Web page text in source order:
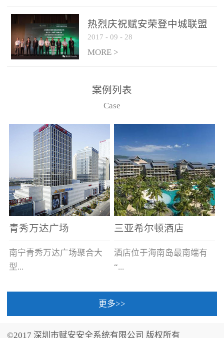
和监控端两大部分组成。
两者之间通过以太网相
联，一台监控主机最多可
从监控主机上获取，最多
只能接6台，超过的需从现
热烈庆祝赋安荣登中城联盟
联合采购战略合作平台
2017 - 09 - 28
MORE >
案例列表
Case
青秀万达广场
南宁青秀万达广场聚合大
型...
三亚希尔顿酒店
酒店位于海南岛最南端有
“...
中国的海岛天堂”之美称的
更多>>
©2017 深圳市赋安安全系统有限公司 版权所有